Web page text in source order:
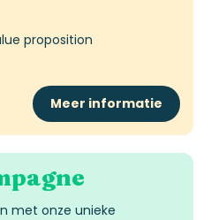
proposition
Meer informatie
met onze unieke